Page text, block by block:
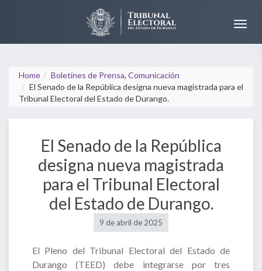
Home Boletines de Prensa, Comunicación
El Senado de la República designa nueva magistrada para el
Tribunal Electoral del Estado de Durango.
El Senado de la República
designa nueva magistrada
para el Tribunal Electoral
del Estado de Durango.
9 de abril de 2025
El Pleno del Tribunal Electoral del Estado de
Durango (TEED) debe integrarse por tres